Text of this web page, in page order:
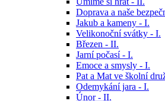
Doprava a naše
Jakub a kameny - I.
Velikonoční svátky - I.
Březen - II.
Jarní počasí - I.
Emoce a smysly - I.
Pat a Mat ve školní
Odemykání jara - I.
Únor - II.